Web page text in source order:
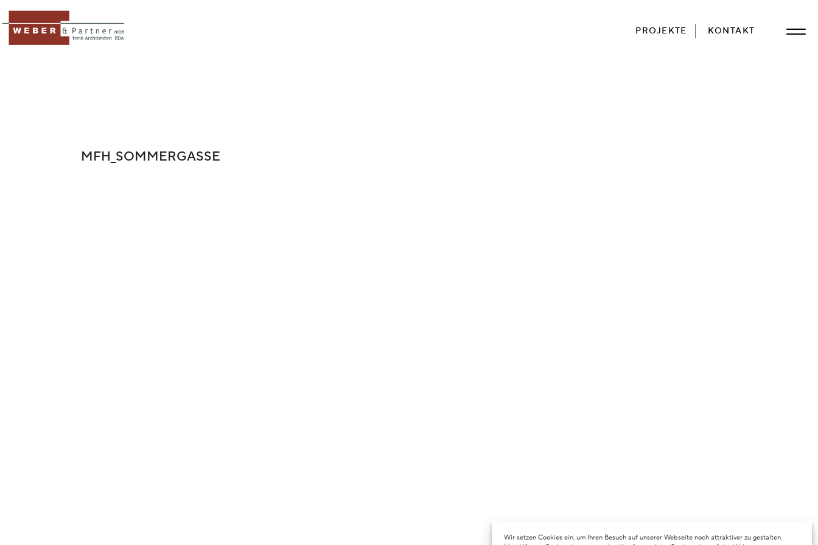
Wir setzen Cookies ein, um Ihren Besuch auf unserer Webseite noch attraktiver zu gestalten.
PROJEKTE KONTAKT
MFH_SOMMERGASSE